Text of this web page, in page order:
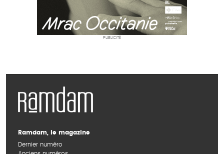
PUBLICITÉ
Ramdam, le magazine
Dernier numéro